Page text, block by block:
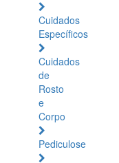
Cuidados
Específicos
Cuidados
de
Rosto
e
Corpo
Pediculose